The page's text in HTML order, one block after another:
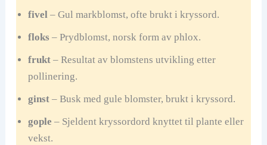
fivel– Gul markblomst, ofte brukt i kryssord.
floks – Prydblomst, norsk form av phlox.
frukt– Resultat av blomstens utvikling etter
pollinering.
ginst– Busk med gule blomster, brukt i kryssord.
gople – Sjeldent kryssordord knyttet til plante eller
vekst.